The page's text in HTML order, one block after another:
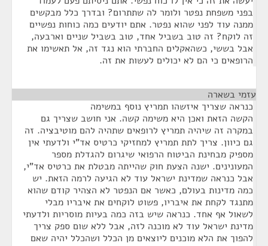
בפני משפחת נפטר ולומר לה שתתרום? ובדרך כלל מבקשים
ממנה עוד לפני שהוא נפטר. אתם יודעים כמה כוחות נפשיים
זה לוקח? זה טוב בשביל אחד, טוב בשביל שניים וארבעה,
אבל בששי, כשהאקלים החברתי הוא נגד זה, אל תאשימו את
הרופאים כי הם לא יכולים לעשות את זה.
עזמי בשארה
כנראה שצריך איזשהו תמריץ נוסף במשימה
הקשה הזאת ואכן היא משימה קשה. אני חושב שצריך גם
במקרה זה שיהיה תמריץ לרופאים שתהיה להם מוטיבציה. זה
גם כיוון. צריך לתת תמריץ למחזיקי כרטיס אד"י ולדעתי אין
מספיק מבחינת הביטוח הרפואי שיגרום להגדלת מספר
המעונינים. ישנה הצעת חוק שהייתה מבטלת את כרטיס אד"י,
אבל כנראה שמדינת ישראל עוד לא הגיעה לרמה הזאת. יש
כמה מדינות בעולם, כאשר אם הנפטר לא הצהיר קודם שהוא
מתנגד לקחת את איבריו, פשוט לוקחים את איבריו מבלי
לשאול אף אחד. כנראה שיש בזה כמה בעיות מוסריות ולדעתי
מדינת ישראל עוד לא מוכנה לזה, אבל ללא שום ספק צריך
להפוך את הלא מוכנים ליוצאים מן הכלל ושהכלל יהיה שאם